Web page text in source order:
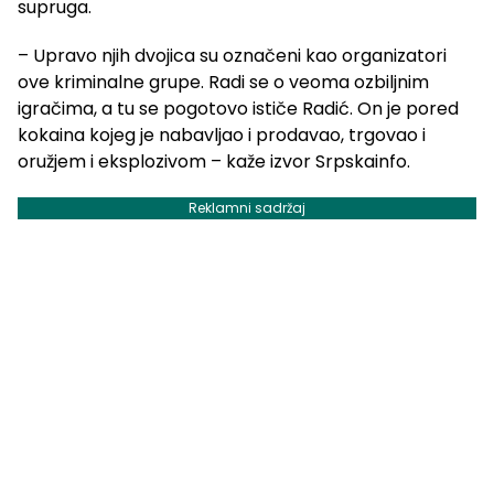
supruga.
– Upravo njih dvojica su označeni kao organizatori
ove kriminalne grupe. Radi se o veoma ozbiljnim
igračima, a tu se pogotovo ističe Radić. On je pored
kokaina kojeg je nabavljao i prodavao, trgovao i
oružjem i eksplozivom – kaže izvor Srpskainfo.
Reklamni sadržaj